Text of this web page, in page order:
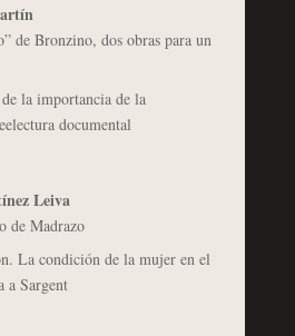
de Bronzino, dos obras para un
la importancia de la
documental
Leiva
de Madrazo
La condición de la mujer en el
a Sargent